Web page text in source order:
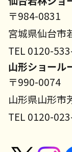
〒984-0831
宮城県仙台市
TEL 0120-
山形ショール
〒990-0074
山形県山形市
TEL 0120-